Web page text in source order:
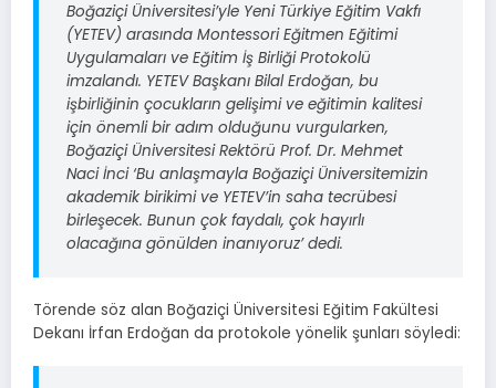
Boğaziçi Üniversitesi’yle Yeni Türkiye Eğitim Vakfı
(YETEV) arasında Montessori Eğitmen Eğitimi
Uygulamaları ve Eğitim İş Birliği Protokolü
imzalandı. YETEV Başkanı Bilal Erdoğan, bu
işbirliğinin çocukların gelişimi ve eğitimin kalitesi
için önemli bir adım olduğunu vurgularken,
Boğaziçi Üniversitesi Rektörü Prof. Dr. Mehmet
Naci İnci ‘Bu anlaşmayla Boğaziçi Üniversitemizin
akademik birikimi ve YETEV’in saha tecrübesi
birleşecek. Bunun çok faydalı, çok hayırlı
olacağına gönülden inanıyoruz’ dedi.
Törende söz alan Boğaziçi Üniversitesi Eğitim Fakültesi
Dekanı İrfan Erdoğan da protokole yönelik şunları söyledi: